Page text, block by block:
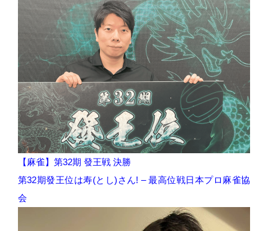
【麻雀】第32期 發王戦 決勝
第32期發王位は寿(とし)さん! – 最高位戦日本プロ麻雀協
会